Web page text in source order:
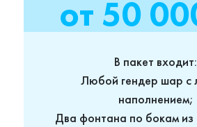
от 50
В пакет входит:
Любой гендер шар с
наполнением;
Два фонтана по бокам